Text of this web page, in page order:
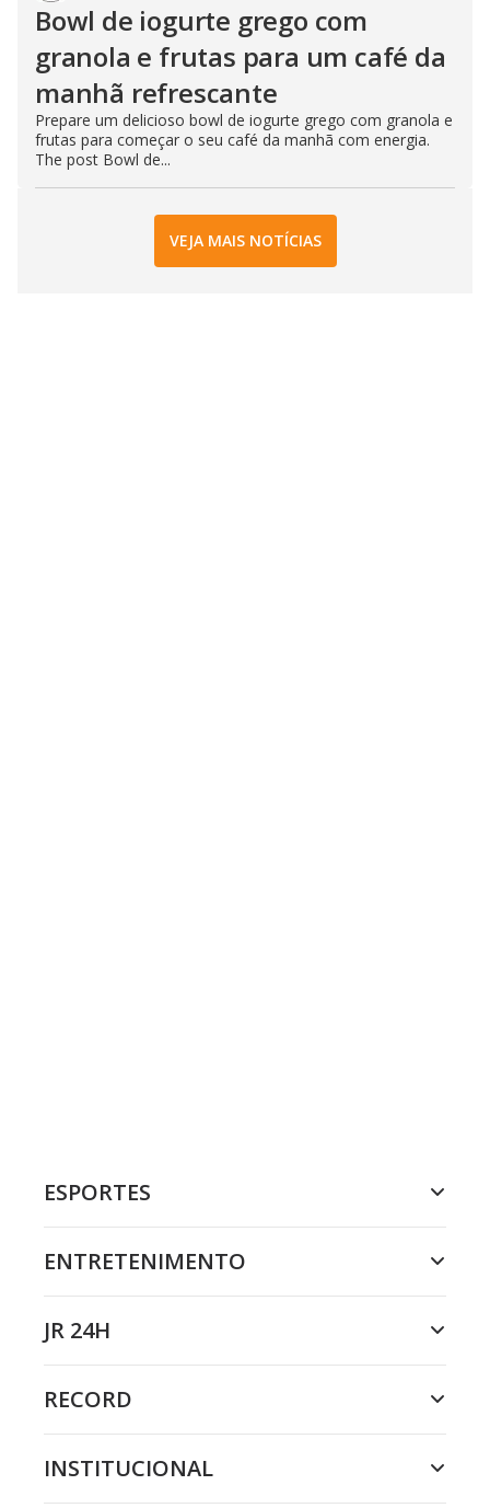
Bowl de iogurte grego com
granola e frutas para um café da
manhã refrescante
Prepare um delicioso bowl de iogurte grego com granola e
frutas para começar o seu café da manhã com energia.
The post Bowl de...
VEJA MAIS NOTÍCIAS
ESPORTES
ENTRETENIMENTO
JR 24H
RECORD
INSTITUCIONAL